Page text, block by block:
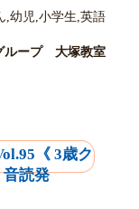
,幼児,小学生,英語
ループ 大塚教室
《 3歳ク
読発